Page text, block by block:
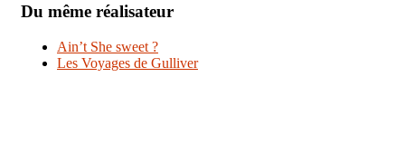
Du même réalisateur
Ain’t She sweet ?
Les Voyages de Gulliver